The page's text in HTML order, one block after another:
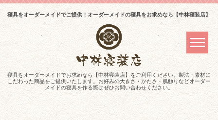
寝具をオーダーメイドでご提供！オーダーメイドの寝具をお求めなら【中林寝装店】
寝具をオーダーメイドでお求めなら【中林寝装店】をご利用ください。製法・素材に
こだわった商品をご提供いたします。お好みの大きさ・かたさ・肌触りなどオーダー
メイドの寝具を作る際はぜひお問い合わせください。